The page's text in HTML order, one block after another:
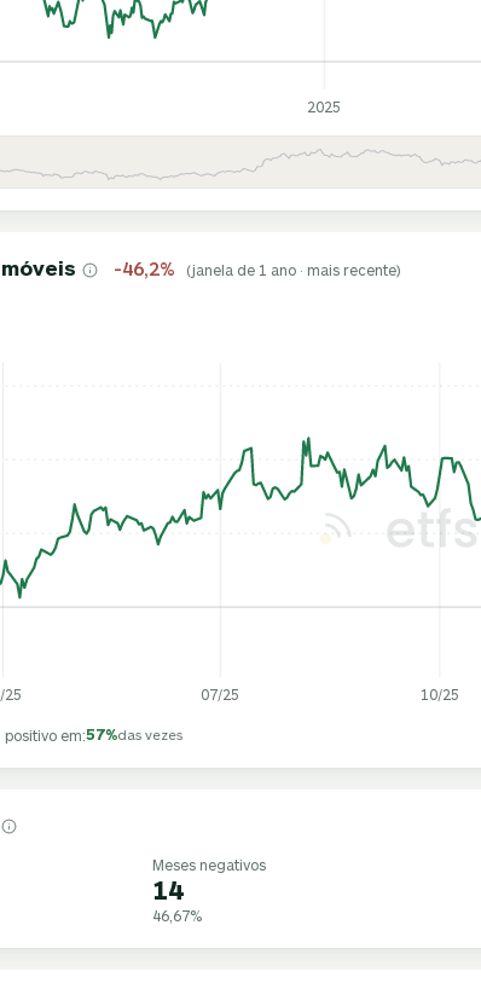
2025
-46,2% (janela de 1 ano · mais recente)
25 07/25 10/25
positivo em:57%das vezes
Meses negativos
14
46,67%